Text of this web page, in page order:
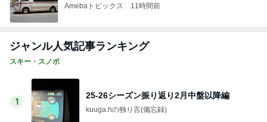
Amebaトピックス 11時間前
ジャンル人気記事ランキング
スキー・スノボ
1
25-26シーズン振り返り2月中盤以降編
kuuga.hの独り言(備忘録)